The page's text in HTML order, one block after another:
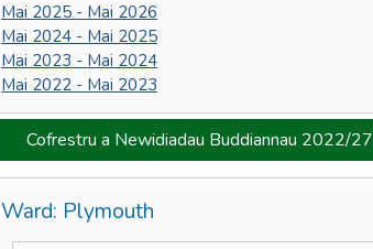
Mai 2025 - Mai 2026
Mai 2024 - Mai 2025
Mai 2023 - Mai 2024
Mai 2022 - Mai 2023
Cofrestru a Newidiadau Buddiannau 2022/27
Ward: Plymouth